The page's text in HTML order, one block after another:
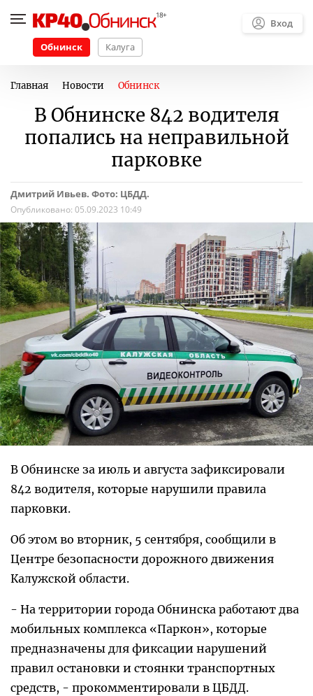
Обнинск Калуга
Вход
Главная Новости Обнинск
В Обнинске 842 водителя
попались на неправильной
парковке
Дмитрий Ивьев. Фото: ЦБДД.
Опубликовано: 05.09.2023 10:49
В Обнинске за июль и августа зафиксировали
842 водителя, которые нарушили правила
парковки.
Об этом во вторник, 5 сентября, сообщили в
Центре безопасности дорожного движения
Калужской области.
- На территории города Обнинска работают два
мобильных комплекса «Паркон», которые
предназначены для фиксации нарушений
правил остановки и стоянки транспортных
средств, - прокомментировали в ЦБДД.